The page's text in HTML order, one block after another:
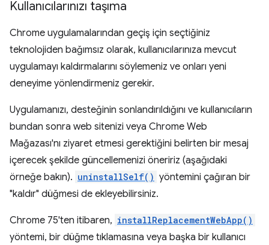
Kullanıcılarınızı taşıma
Chrome uygulamalarından geçiş için seçtiğiniz
teknolojiden bağımsız olarak, kullanıcılarınıza mevcut
uygulamayı kaldırmalarını söylemeniz ve onları yeni
deneyime yönlendirmeniz gerekir.
Uygulamanızı, desteğinin sonlandırıldığını ve kullanıcıların
bundan sonra web sitenizi veya Chrome Web
Mağazası'nı ziyaret etmesi gerektiğini belirten bir mesaj
içerecek şekilde güncellemenizi öneririz (aşağıdaki
örneğe bakın). uninstallSelf() yöntemini çağıran bir
"kaldır" düğmesi de ekleyebilirsiniz.
Chrome 75'ten itibaren, installReplacementWebApp()
yöntemi, bir düğme tıklamasına veya başka bir kullanıcı